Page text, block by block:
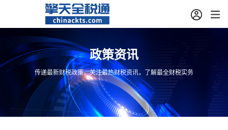
政策资讯
传递最新财税政策，关注最热财税资讯，了解最全财税实务